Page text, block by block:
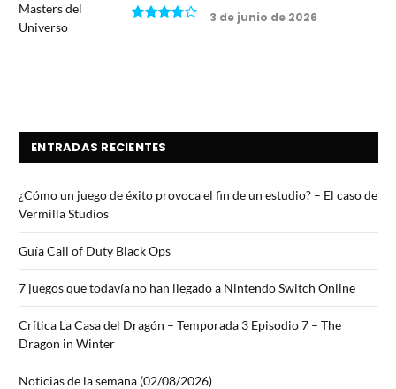
3 de junio de 2026
ENTRADAS RECIENTES
¿Cómo un juego de éxito provoca el fin de un estudio? – El caso de
Vermilla Studios
Guía Call of Duty Black Ops
7 juegos que todavía no han llegado a Nintendo Switch Online
Crítica La Casa del Dragón – Temporada 3 Episodio 7 – The
Dragon in Winter
Noticias de la semana (02/08/2026)